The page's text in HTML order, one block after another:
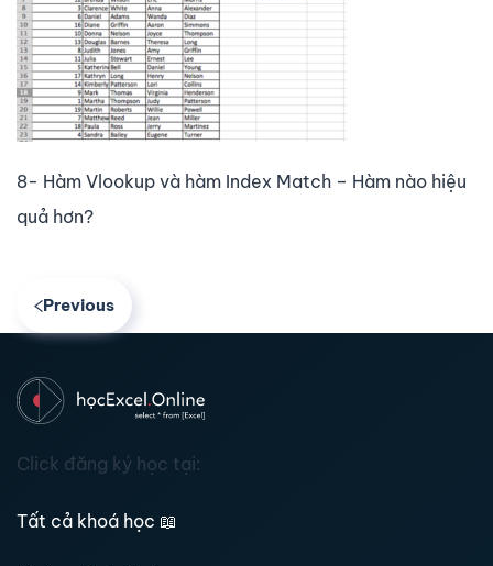
8- Hàm Vlookup và hàm Index Match – Hàm nào hiệu
quả hơn?
Previous
Click đăng ký học tại:
Tất cả khoá học 📖